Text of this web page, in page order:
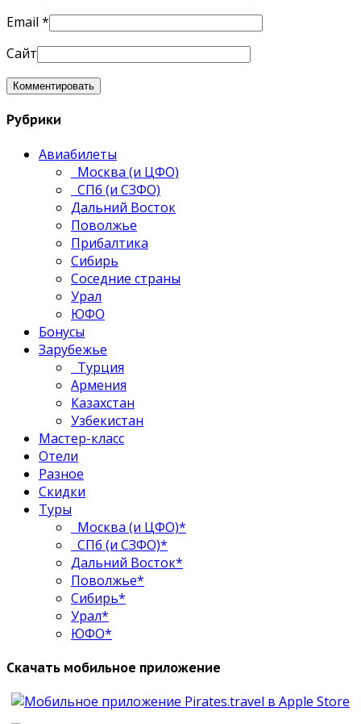
Email *
Сайт
Рубрики
Авиабилеты
Москва (и ЦФО)
СПб (и СЗФО)
Дальний Восток
Поволжье
Прибалтика
Сибирь
Соседние страны
Урал
ЮФО
Бонусы
Зарубежье
Турция
Армения
Казахстан
Узбекистан
Мастер-класс
Отели
Разное
Скидки
Туры
Москва (и ЦФО)*
СПб (и СЗФО)*
Дальний Восток*
Поволжье*
Сибирь*
Урал*
ЮФО*
Скачать мобильное приложение